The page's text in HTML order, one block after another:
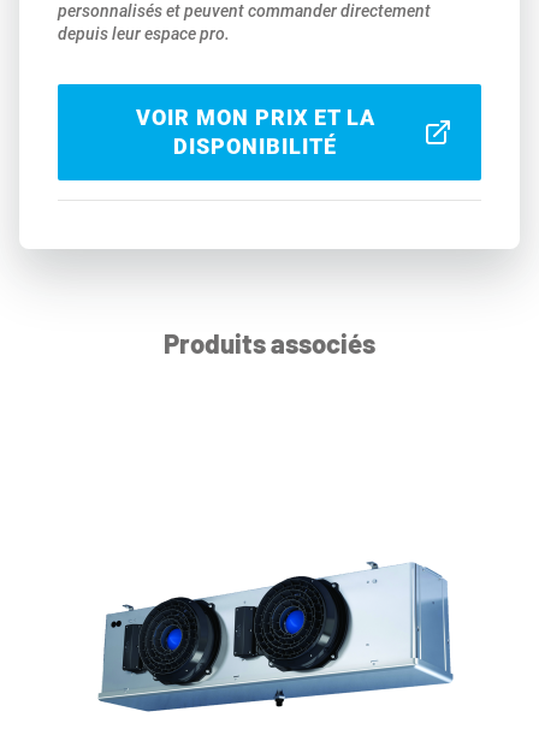
personnalisés et peuvent commander directement
depuis leur espace pro.
VOIR MON PRIX ET LA
DISPONIBILITÉ
Produits associés